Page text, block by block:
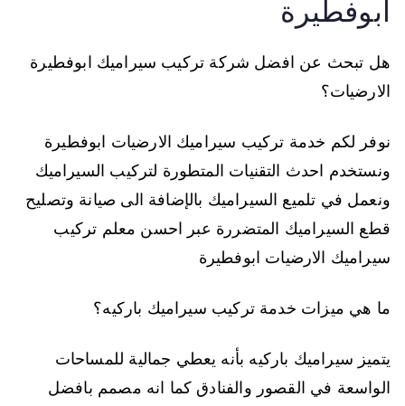
ابوفطيرة
هل تبحث عن افضل شركة تركيب سيراميك ابوفطيرة
الارضيات؟
نوفر لكم خدمة تركيب سيراميك الارضيات ابوفطيرة
ونستخدم احدث التقنيات المتطورة لتركيب السيراميك
ونعمل في تلميع السيراميك بالإضافة الى صيانة وتصليح
قطع السيراميك المتضررة عبر احسن معلم تركيب
سيراميك الارضيات ابوفطيرة
ما هي ميزات خدمة تركيب سيراميك باركيه؟
يتميز سيراميك باركيه بأنه يعطي جمالية للمساحات
الواسعة في القصور والفنادق كما انه مصمم بافضل